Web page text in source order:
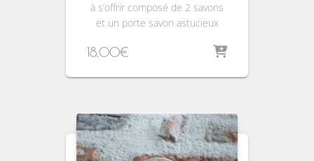
à s’offrir composé de 2 savons
et un porte savon astucieux
18,00€